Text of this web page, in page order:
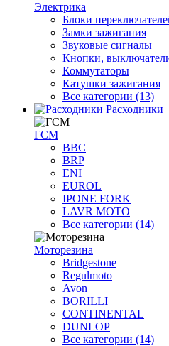
Электрика
Блоки
Замки зажигания
Звуковые сигналы
Кнопки,
Коммутаторы
Катушки зажигания
Все категории (13)
Расходники
ГСМ
BBC
BRP
ENI
EUROL
IPONE FORK
LAVR MOTO
Все категории (14)
Моторезина
Bridgestone
Regulmoto
Avon
BORILLI
CONTINENTAL
DUNLOP
Все категории (14)